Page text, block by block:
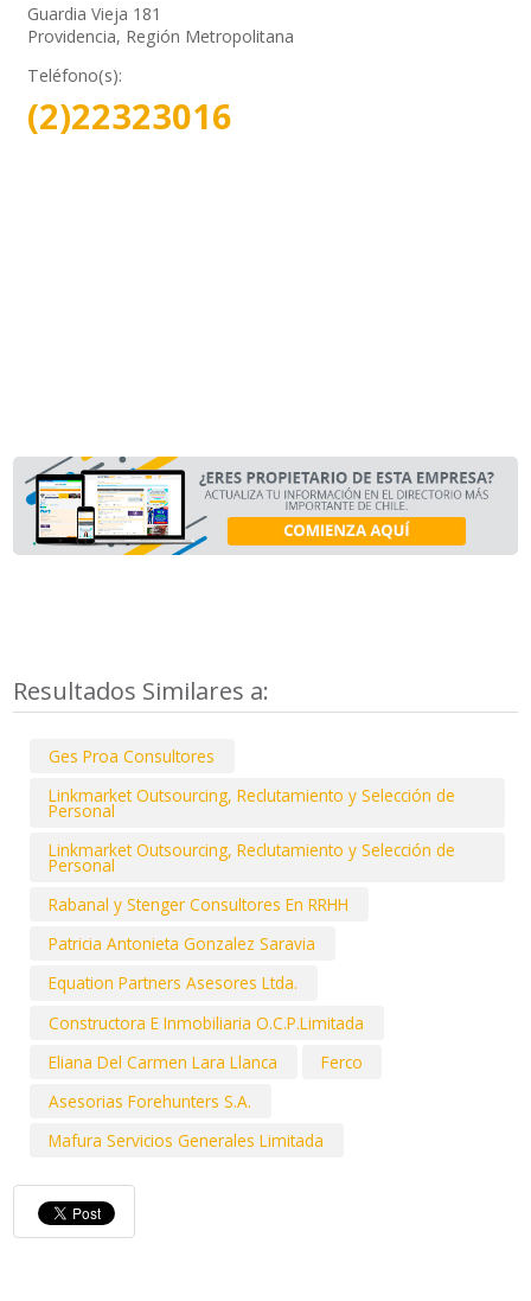
Guardia Vieja 181
Providencia, Región Metropolitana
Teléfono(s):
(2)22323016
Resultados Similares a:
Ges Proa Consultores
Linkmarket Outsourcing, Reclutamiento y Selección de
Personal
Linkmarket Outsourcing, Reclutamiento y Selección de
Personal
Rabanal y Stenger Consultores En RRHH
Patricia Antonieta Gonzalez Saravia
Equation Partners Asesores Ltda.
Constructora E Inmobiliaria O.C.P.Limitada
Eliana Del Carmen Lara Llanca
Ferco
Asesorias Forehunters S.A.
Mafura Servicios Generales Limitada